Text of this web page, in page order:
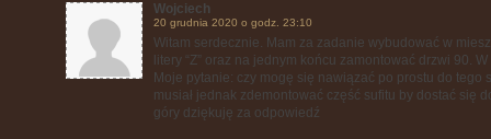
Wojciech
20 grudnia 2020 o godz. 23:10
Witam serdecznie. Mam za zadanie wybudować w
litery “Z” oraz na jednym końcu zamontować drzwi 90.
Moje pytanie: czy mogę się nawiązać po prostu do tego
musiał jednak zdemontować część sufitu by dostać się
góry dziękuję za odpowiedź